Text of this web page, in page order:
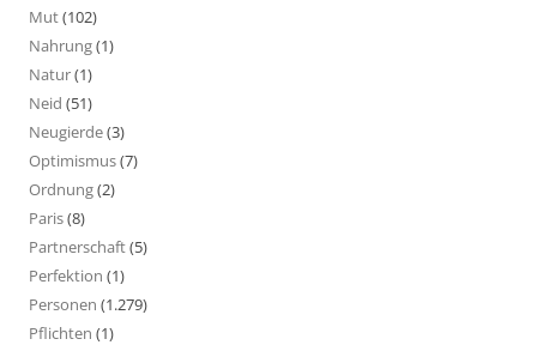
Mut(102)
Nahrung(1)
Natur(1)
Neid (51)
Neugierde(3)
Optimismus(7)
Ordnung(2)
Paris(8)
Partnerschaft(5)
Perfektion (1)
Personen (1.279)
Pflichten (1)